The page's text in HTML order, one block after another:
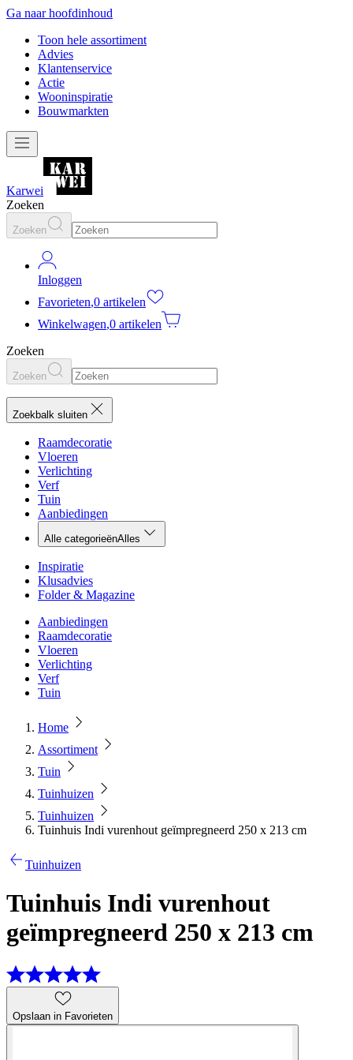
Ga naar hoofdinhoud
Toon hele assortiment
Advies
Klantenservice
Actie
Wooninspiratie
Bouwmarkten
Karwei
Zoeken
Zoeken
Inloggen
Favorieten,0 artikelen
Winkelwagen,0 artikelen
Zoeken
Zoeken
Zoekbalk sluiten
Raamdecoratie
Vloeren
Verlichting
Verf
Tuin
Aanbiedingen
Alle categorieënAlles
Inspiratie
Klusadvies
Folder & Magazine
Aanbiedingen
Raamdecoratie
Vloeren
Verlichting
Verf
Tuin
Home
Assortiment
Tuin
Tuinhuizen
Tuinhuizen
Tuinhuis Indi vurenhout geïmpregneerd 250 x 213 cm
Tuinhuizen
Tuinhuis Indi vurenhout
geïmpregneerd 250 x 213 cm
Opslaan in Favorieten